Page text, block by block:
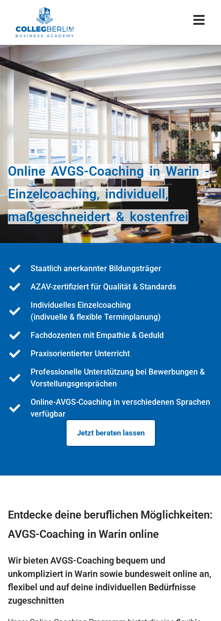
Online AVGS-Coaching in Warin -
Einzelcoaching, individuell,
maßgeschneidert & kostenfrei
Staatlich anerkannter Bildungsträger
AZAV-zertifiziert für Qualität & Standards
Individuelles Einzelcoaching
(indivuelle & flexible Terminplanung)
Fachdozenten mit Empathie & Geduld
Praxisorientierter Unterricht
Professionelle Unterstützung bei Bewerbungen &
Vorstellungsgesprächen
Online-AVGS-Coaching in verschiedenen Sprachen
verfügbar
Jetzt beraten lassen
Entdecke deine beruflichen Möglichkeiten:
AVGS-Coaching in Warin online
Wir bieten AVGS-Coaching bequem und
unkompliziert in Warin sowie bundesweit online an,
flexibel und auf deine individuellen Bedürfnisse
zugeschnitten